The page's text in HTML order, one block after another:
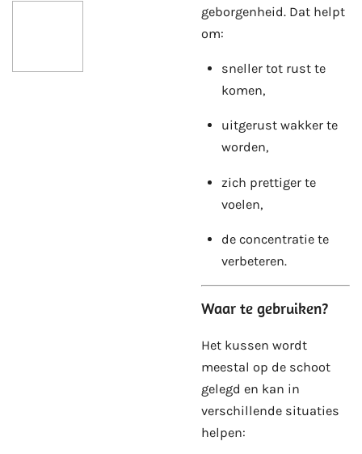
geborgenheid. Dat helpt
om:
sneller tot rust te
komen,
uitgerust wakker te
worden,
zich prettiger te
voelen,
de concentratie te
verbeteren.
Waar te gebruiken?
Het kussen wordt
meestal op de schoot
gelegd en kan in
verschillende situaties
helpen: